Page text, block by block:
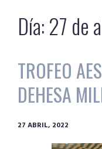
Día:27 de
TROFEO
DEHESA
27 ABRIL, 2022